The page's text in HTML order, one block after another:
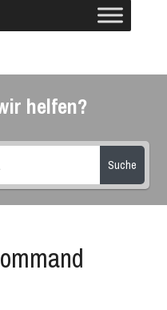
helfen?
Suche